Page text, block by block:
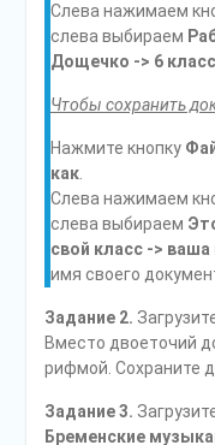
Слева нажимаем
слева выбираем
Дощечко -> 6 класс
Чтобы сохранить
Нажмите кнопку
как.
Слева нажимаем
слева выбираем
свой класс -> ваша
имя своего
Задание 2.
Вместо двоеточий
рифмой. Сохраните
Задание 3.
Бременские